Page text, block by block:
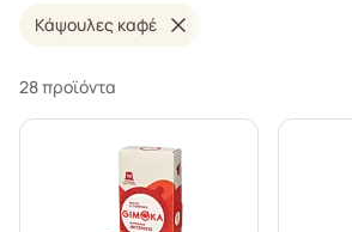
Κάψουλες καφέ
28 προϊόντα